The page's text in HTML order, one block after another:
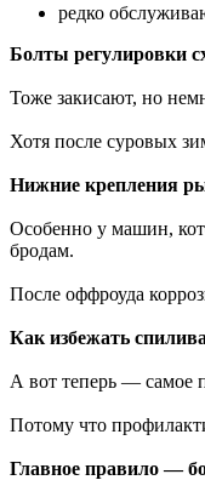
редко
Болты регулировки
Тоже закисают, но
Хотя после суровых
Нижние крепления
Особенно у машин,
бродам.
После оффроуда
Как избежать
А вот теперь — самое
Потому что
Главное правило —